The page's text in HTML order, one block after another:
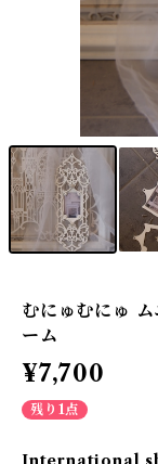
むにゅむにゅ
ーム
¥7,700
残り1点